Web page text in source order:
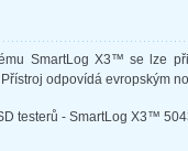
SmartLog X3™ se lze
odpovídá evropským
testerů - SmartLog X3™